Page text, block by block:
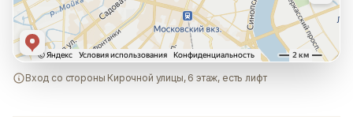
Вход со стороны Кирочной улицы, 6 этаж, есть лифт